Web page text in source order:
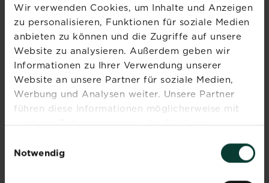
Wir verwenden Cookies, um Inhalte und Anzeigen
zu personalisieren, Funktionen für soziale Medien
anbieten zu können und die Zugriffe auf unsere
Website zu analysieren. Außerdem geben wir
Informationen zu Ihrer Verwendung unserer
Website an unsere Partner für soziale Medien,
Werbung und Analysen weiter. Unsere Partner
führen diese Informationen möglicherweise mit
weiteren Daten zusammen, die Sie ihnen
Nutzung der Dienste gesammelt haben.
Notwendig
Erbsen anpflanzen im Topf oder Gemüsebeet
Klein, aber oho – Erbsen (Pisum sativum) sind als...
Jetzt ansehen